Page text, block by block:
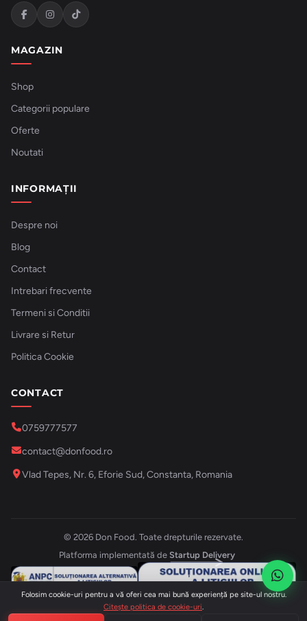
MAGAZIN
Shop
Categorii populare
Oferte
Noutati
INFORMAȚII
Despre noi
Blog
Contact
Intrebari frecvente
Termeni si Conditii
Livrare si Retur
Politica Cookie
CONTACT
0759777577
contact@donfood.ro
Vlad Tepes, Nr. 6, Eforie Sud, Constanta, Romania
© 2026 Don Food. Toate drepturile rezervate.
Platforma implementată de Startup Delivery
Folosim cookie-uri pentru a vă oferi cea mai bună experiență pe site-ul nostru.
Citește politica de cookie-uri.